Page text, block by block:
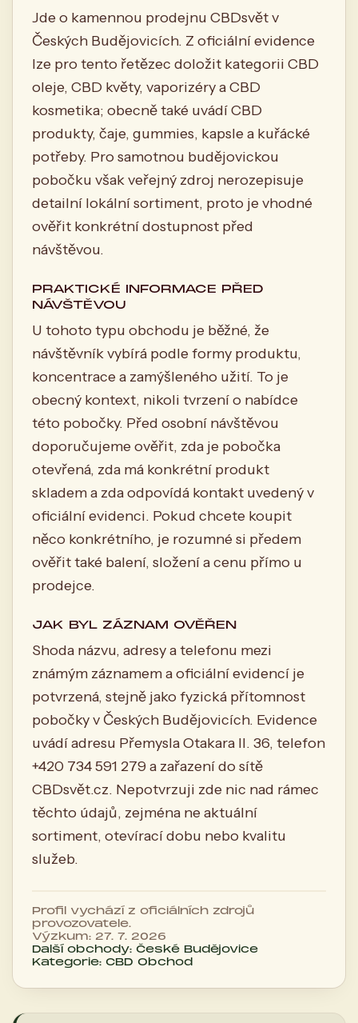
Jde o kamennou prodejnu CBDsvět v
Českých Budějovicích. Z oficiální evidence
lze pro tento řetězec doložit kategorii CBD
oleje, CBD květy, vaporizéry a CBD
kosmetika; obecně také uvádí CBD
produkty, čaje, gummies, kapsle a kuřácké
potřeby. Pro samotnou budějovickou
pobočku však veřejný zdroj nerozepisuje
detailní lokální sortiment, proto je vhodné
ověřit konkrétní dostupnost před
návštěvou.
PRAKTICKÉ INFORMACE PŘED
NÁVŠTĚVOU
U tohoto typu obchodu je běžné, že
návštěvník vybírá podle formy produktu,
koncentrace a zamýšleného užití. To je
obecný kontext, nikoli tvrzení o nabídce
této pobočky. Před osobní návštěvou
doporučujeme ověřit, zda je pobočka
otevřená, zda má konkrétní produkt
skladem a zda odpovídá kontakt uvedený v
oficiální evidenci. Pokud chcete koupit
něco konkrétního, je rozumné si předem
ověřit také balení, složení a cenu přímo u
prodejce.
JAK BYL ZÁZNAM OVĚŘEN
Shoda názvu, adresy a telefonu mezi
známým záznamem a oficiální evidencí je
potvrzená, stejně jako fyzická přítomnost
pobočky v Českých Budějovicích. Evidence
uvádí adresu Přemysla Otakara II. 36, telefon
+420 734 591 279 a zařazení do sítě
CBDsvět.cz. Nepotvrzuji zde nic nad rámec
těchto údajů, zejména ne aktuální
sortiment, otevírací dobu nebo kvalitu
služeb.
Profil vychází z oficiálních zdrojů
provozovatele.
Výzkum: 27. 7. 2026
Další obchody: České Budějovice
Kategorie: CBD Obchod